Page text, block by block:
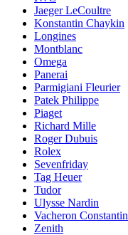
Jaeger LeCoultre
Konstantin Chaykin
Longines
Montblanc
Omega
Panerai
Parmigiani Fleurier
Patek Philippe
Piaget
Richard Mille
Roger Dubuis
Rolex
Sevenfriday
Tag Heuer
Tudor
Ulysse Nardin
Vacheron Constantin
Zenith